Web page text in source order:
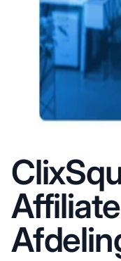
Affiliate